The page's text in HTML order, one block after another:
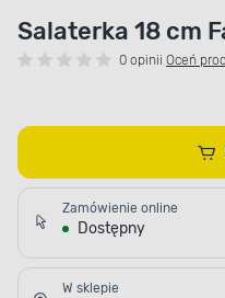
Salaterka 18 cm
0 opinii Oceń
Zamówienie online
Dostępny
W sklepie